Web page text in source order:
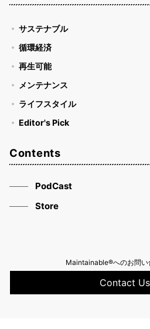
サステナブル
循環経済
再生可能
メンテナンス
ライフスタイル
Editor's Pick
Contents
PodCast
Store
Maintainable®へのお問い
Contact Us